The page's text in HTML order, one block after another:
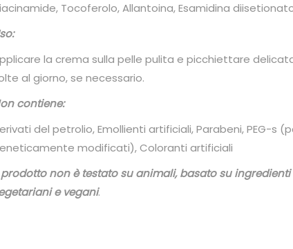
Tocoferolo, Allantoina, Esamidina
la crema sulla pelle pulita e picchiettare
al giorno, se necessario.
contiene:
​​del petrolio, Emollienti artificiali, Parabeni, PEG-s
modificati), Coloranti artificiali
non è testato su animali, basato su
e vegani.